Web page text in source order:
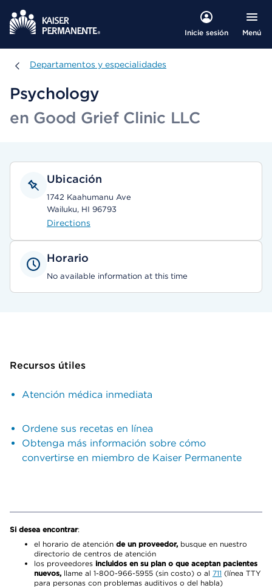
Inicie sesión Menú
Departamentos y especialidades
Departamentos y especialidades
Psychology
en Good Grief Clinic LLC
Ubicación
1742 Kaahumanu Ave
Wailuku, HI 96793
Directions
Horario
No available information at this time
Recursos útiles
Atención médica inmediata
Ordene sus recetas en línea
Obtenga más información sobre cómo
convertirse en miembro de Kaiser Permanente
Si desea encontrar:
el horario de atención de un proveedor, busque en nuestro
directorio de centros de atención
los proveedores incluidos en su plan o que aceptan pacientes
nuevos, llame al 1-800-966-5955 (sin costo) o al 711 (línea TTY
para personas con problemas auditivos o del habla)